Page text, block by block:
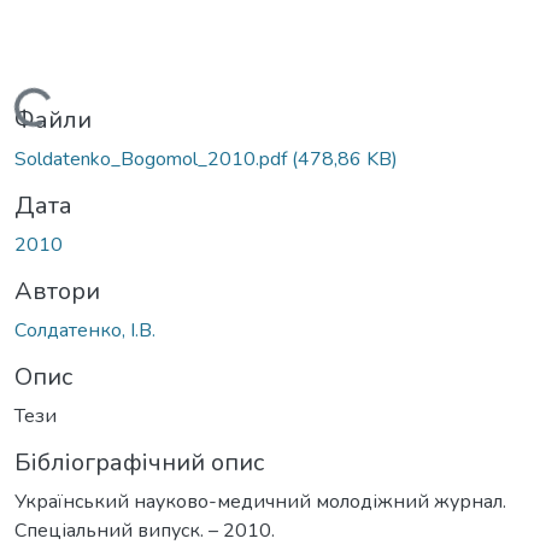
Вантажиться...
Файли
Soldatenko_Bogomol_2010.pdf(478,86 KB)
Дата
2010
Автори
Солдатенко, І.В.
Опис
Тези
Бібліографічний опис
Український науково-медичний молодіжний журнал.
Спеціальний випуск. – 2010.